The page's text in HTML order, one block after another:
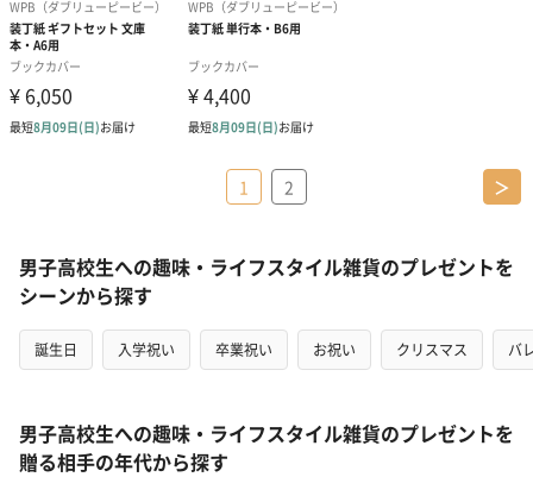
1 2 ＞
男子高校生への趣味・ライフスタイル雑貨のプレゼントを
シーンから探す
誕生日 入学祝い 卒業祝い お祝い クリスマス バ
男子高校生への趣味・ライフスタイル雑貨のプレゼントを
贈る相手の年代から探す